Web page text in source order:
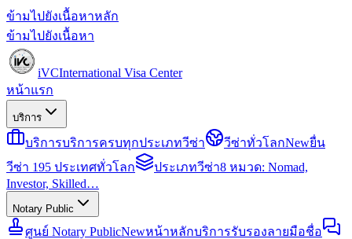
ข้ามไปยังเนื้อหาหลัก
ข้ามไปยังเนื้อหา
iVCInternational Visa Center
หน้าแรก
บริการ
บริการบริการครบทุกประเภทวีซ่า วีซ่าทั่วโลกNewยื่น
วีซ่า 195 ประเทศทั่วโลก
ประเภทวีซ่า8 หมวด: Nomad,
Investor, Skilled…
Notary Public
ศูนย์ Notary PublicNewหน้าหลักบริการรับรองลายมือชื่อ